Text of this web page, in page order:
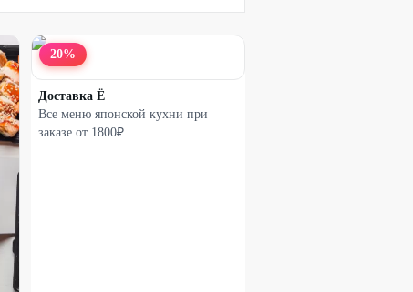
20%
Доставка Ё
Все меню японской кухни при
заказе от 1800₽